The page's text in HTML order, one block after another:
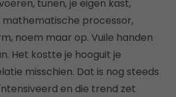
tunen, je eigen kast,
processor,
noem maar op. Vuile handen
Het kostte je hooguit je
misschien. Dat is nog steeds
en die trend zet